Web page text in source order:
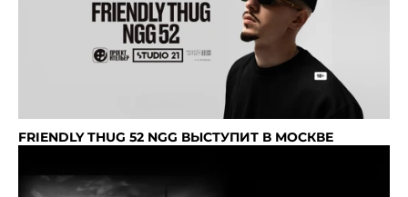
FRIENDLY THUG 52 NGG ВЫСТУПИТ В МОСКВЕ